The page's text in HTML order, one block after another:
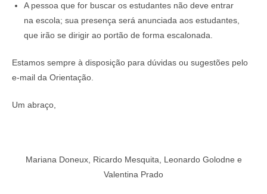
A pessoa que for buscar os estudantes não deve entrar
na escola; sua presença será anunciada aos estudantes,
que irão se dirigir ao portão de forma escalonada.
Estamos sempre à disposição para dúvidas ou sugestões pelo
e-mail da Orientação.
Um abraço,
Mariana Doneux, Ricardo Mesquita, Leonardo Golodne e
Valentina Prado